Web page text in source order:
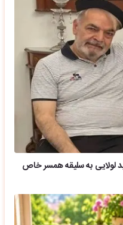
لولایی به سلیقه همسر خاص